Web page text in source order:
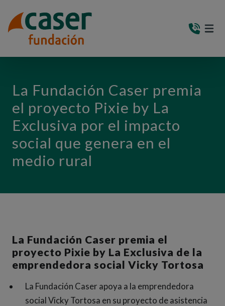
La Fundación Caser premia
el proyecto Pixie by La
Exclusiva por el impacto
social que genera en el
medio rural
La Fundación Caser premia el
proyecto Pixie by La Exclusiva de la
emprendedora social Vicky Tortosa
La Fundación Caser apoya a la emprendedora
social Vicky Tortosa en su proyecto de asistencia